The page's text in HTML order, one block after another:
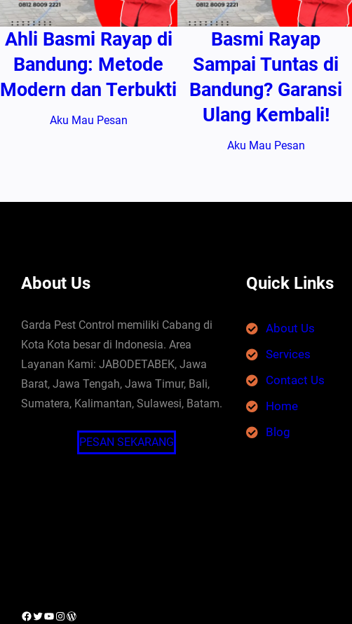
Ahli Basmi Rayap di
Bandung: Metode
Modern dan Terbukti
Aku Mau Pesan
Basmi Rayap
Sampai Tuntas di
Bandung? Garansi
Ulang Kembali!
Aku Mau Pesan
About Us
Garda Pest Control memiliki Cabang di
Kota Kota besar di Indonesia. Area
Layanan Kami: JABODETABEK, Jawa
Barat, Jawa Tengah, Jawa Timur, Bali,
Sumatera, Kalimantan, Sulawesi, Batam.
PESAN SEKARANG
Quick Links
About Us
Services
Contact Us
Home
Blog
Facebook
Twitter
YouTube
Instagram
WordPress